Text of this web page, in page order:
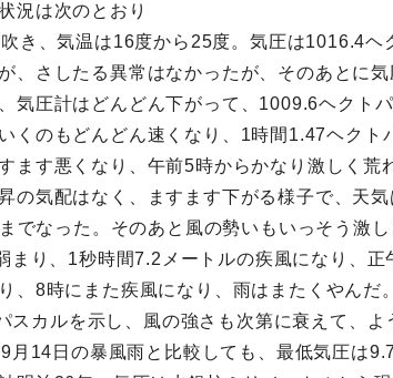
況は次のとおり
き、気温は16度から25度。気圧は1016.4
、さしたる異常はなかったが、そのあとに
気圧計はどんどん下がって、1009.6ヘクト
くのもどんどん速くなり、1時間1.47ヘク
ます悪くなり、午前5時からかなり激しく
の気配はなく、ますます下がる様子で、天
でなった。そのあと風の勢いもいっそう激
まり、1秒時間7.2メートルの疾風になり、
、8時にまた疾風になり、雨はまたくやん
スカルを示し、風の強さも次第に衰えて、
月14日の暴風雨と比較しても、最低気圧は